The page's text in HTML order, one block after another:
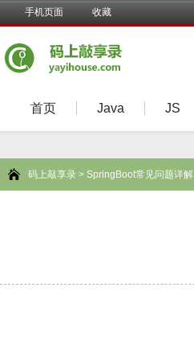
手机页面 收藏
首页 Java JS
码上敲享录 > SpringBoot常见问题详解